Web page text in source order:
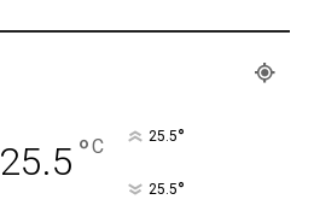
25.5 °C 25.5°
25.5°